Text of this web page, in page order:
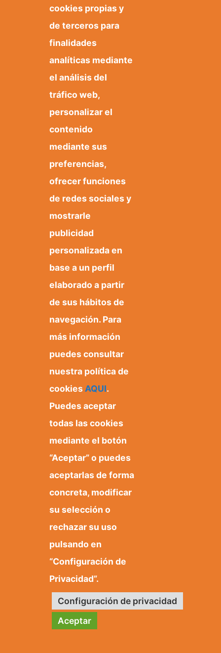
Te puede interesar:
Patrimonio documental
Época ibérica
Ayuntamiento de Orxeta
Plaza Dr. Ferrándiz, 1
+3496 685 50 80
ajuntament@orxeta.es
Política de privacidad
Política de cookies
© 2020 Web desarrollada por el Servicio de
Informática de Diputación de Alicante
cookies propias y
de terceros para
finalidades
analíticas mediante
el análisis del
tráfico web,
personalizar el
contenido
mediante sus
preferencias,
ofrecer funciones
de redes sociales y
mostrarle
publicidad
personalizada en
base a un perfil
elaborado a partir
de sus hábitos de
navegación. Para
más información
puedes consultar
nuestra política de
cookies AQUI.
Puedes aceptar
todas las cookies
mediante el botón
“Aceptar” o puedes
aceptarlas de forma
concreta, modificar
su selección o
rechazar su uso
pulsando en
“Configuración de
Privacidad”.
Configuración de privacidad
Aceptar